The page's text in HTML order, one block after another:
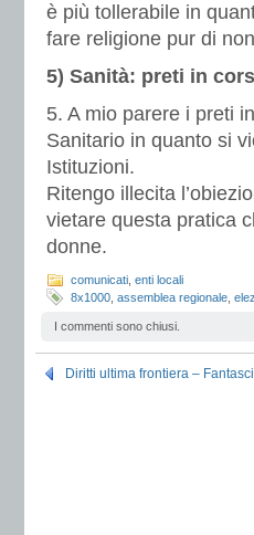
è più tollerabile in
fare religione pur di
5) Sanità: preti in
5. A mio parere i preti
Sanitario in quanto si
Istituzioni.
Ritengo illecita
vietare questa pratica
donne.
comunicati enti locali
8x1000 assemblea regionale
I commenti sono chiusi.
Diritti ultima frontiera –